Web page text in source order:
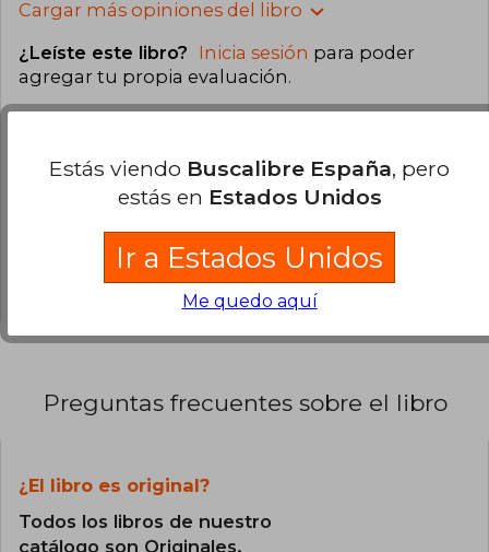
Cargar más opiniones del libro
¿Leíste este libro? Inicia sesión para poder
agregar tu propia evaluación.
9% (3)
0% (0)
0% (0)
0% (0)
Preguntas frecuentes sobre el libro
¿El libro es original?
Todos los libros de nuestro
catálogo son Originales.
Estás viendo Buscalibre España, pero
estás en Estados Unidos
Ir a Estados Unidos
Me quedo aquí